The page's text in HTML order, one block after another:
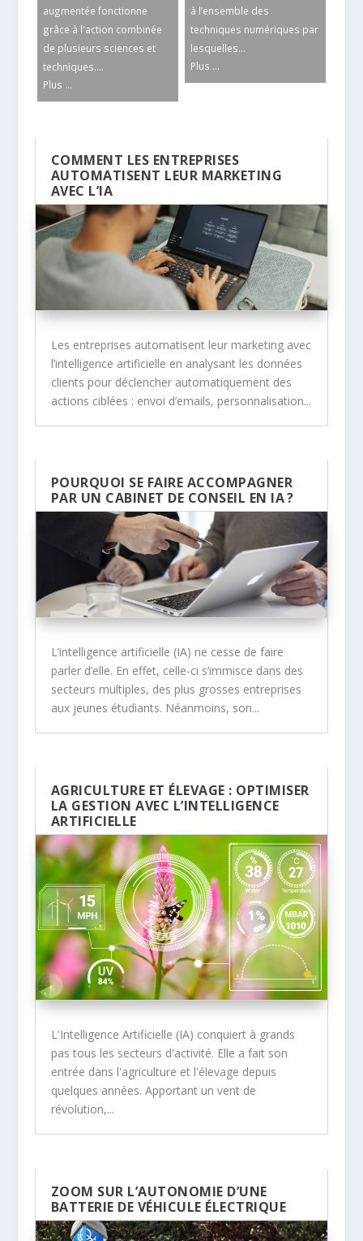
augmentée fonctionne
grâce à l'action combinée
de plusieurs sciences et
techniques....
Plus ...
à l’ensemble des
techniques numériques par
lesquelles...
Plus ...
COMMENT LES ENTREPRISES
AUTOMATISENT LEUR MARKETING
AVEC L’IA
Les entreprises automatisent leur marketing avec
l’intelligence artificielle en analysant les données
clients pour déclencher automatiquement des
actions ciblées : envoi d’emails, personnalisation...
POURQUOI SE FAIRE ACCOMPAGNER
PAR UN CABINET DE CONSEIL EN IA ?
L’intelligence artificielle (IA) ne cesse de faire
parler d’elle. En effet, celle-ci s’immisce dans des
secteurs multiples, des plus grosses entreprises
aux jeunes étudiants. Néanmoins, son...
AGRICULTURE ET ÉLEVAGE : OPTIMISER
LA GESTION AVEC L’INTELLIGENCE
ARTIFICIELLE
L'Intelligence Artificielle (IA) conquiert à grands
pas tous les secteurs d'activité. Elle a fait son
entrée dans l'agriculture et l'élevage depuis
quelques années. Apportant un vent de
révolution,...
ZOOM SUR L’AUTONOMIE D’UNE
BATTERIE DE VÉHICULE ÉLECTRIQUE